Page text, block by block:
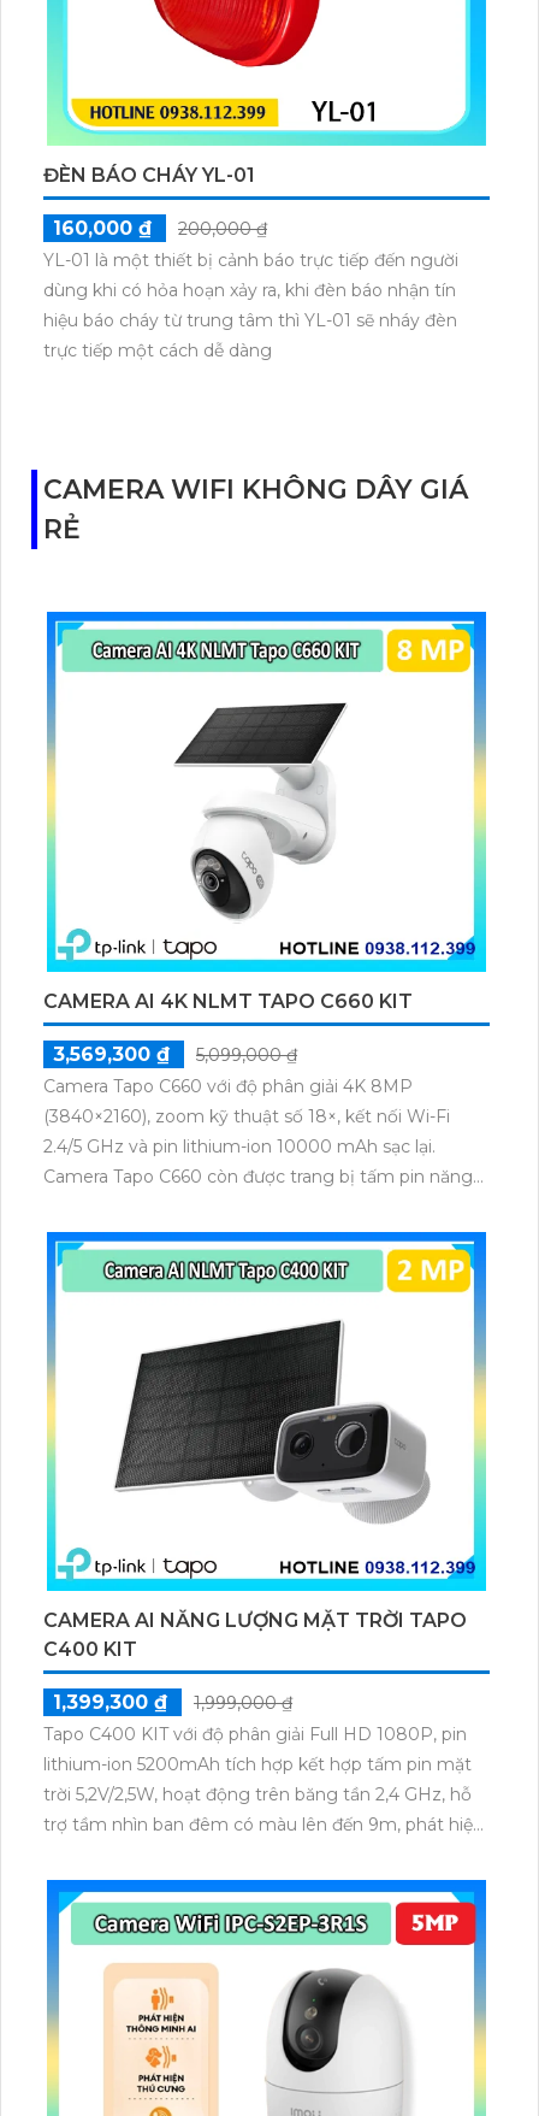
ĐÈN BÁO CHÁY YL-01
160,000 ₫
200,000 ₫
YL-01 là một thiết bị cảnh báo trực tiếp đến người
dùng khi có hỏa hoạn xảy ra, khi đèn báo nhận tín
hiệu báo cháy từ trung tâm thì YL-01 sẽ nháy đèn
trực tiếp một cách dễ dàng
CAMERA WIFI KHÔNG DÂY GIÁ
RẺ
CAMERA AI 4K NLMT TAPO C660 KIT
3,569,300 ₫
5,099,000 ₫
Camera Tapo C660 với độ phân giải 4K 8MP
(3840×2160), zoom kỹ thuật số 18×, kết nối Wi-Fi
2.4/5 GHz và pin lithium-ion 10000 mAh sạc lại.
Camera Tapo C660 còn được trang bị tấm pin năng
thú cưng, phương tiện, lưu trữ thẻ microSD tối đa 512
GB.
CAMERA AI NĂNG LƯỢNG MẶT TRỜI TAPO
C400 KIT
1,399,300 ₫
1,999,000 ₫
Tapo C400 KIT với độ phân giải Full HD 1080P, pin
lithium-ion 5200mAh tích hợp kết hợp tấm pin mặt
trời 5,2V/2,5W, hoạt động trên băng tần 2,4 GHz, hỗ
trợ tầm nhìn ban đêm có màu lên đến 9m, phát hiện
dữ liệu qua thẻ microSD lên đến 512GB.